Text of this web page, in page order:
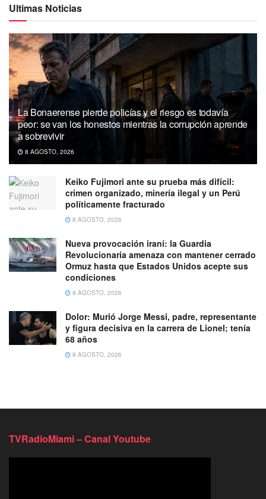
Ultimas Noticias
La Bonaerense pierde policías y el riesgo es todavía
peor: se van los honestos mientras la corrupción aprende
a sobrevivir
8 AGOSTO, 2026
Keiko Fujimori ante su prueba más difícil:
crimen organizado, minería ilegal y un Perú
políticamente fracturado
8 AGOSTO, 2026
Nueva provocación iraní: la Guardia
Revolucionaria amenaza con mantener cerrado
Ormuz hasta que Estados Unidos acepte sus
condiciones
8 AGOSTO, 2026
Dolor: Murió Jorge Messi, padre, representante
y figura decisiva en la carrera de Lionel; tenía
68 años
8 AGOSTO, 2026
TVRadioMiami – Canal Youtube